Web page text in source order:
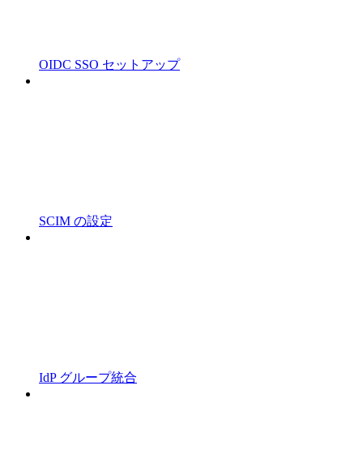
OIDC SSO セットアップ
SCIM の設定
IdP グループ統合